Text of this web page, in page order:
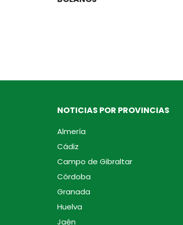
NOTICIAS POR PROVINCIAS
Almería
Cádiz
Campo de Gibraltar
Córdoba
Granada
Huelva
Jaén